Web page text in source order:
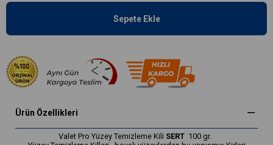
Ürün Özellikleri
Valet Pro Yüzey Temizleme Kili SERT 100 gr.